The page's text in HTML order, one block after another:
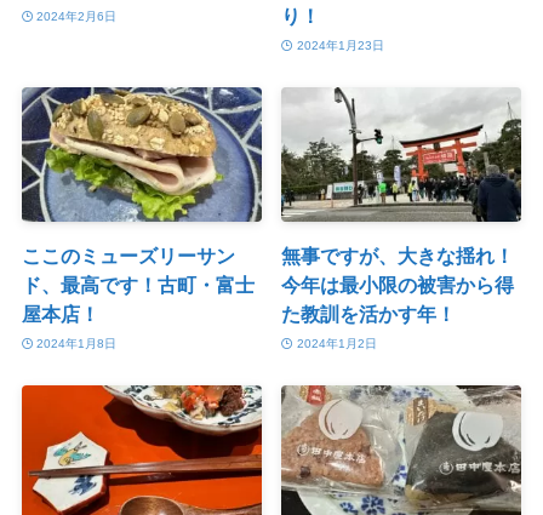
2024年2月6日
り！
2024年1月23日
ここのミューズリーサン
ド、最高です！古町・富士
屋本店！
2024年1月8日
無事ですが、大きな揺れ！
今年は最小限の被害から得
た教訓を活かす年！
2024年1月2日